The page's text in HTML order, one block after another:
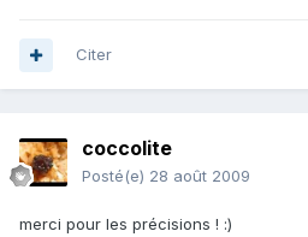
Citer
coccolite
Posté(e) 28 août 2009
merci pour les précisions ! :)